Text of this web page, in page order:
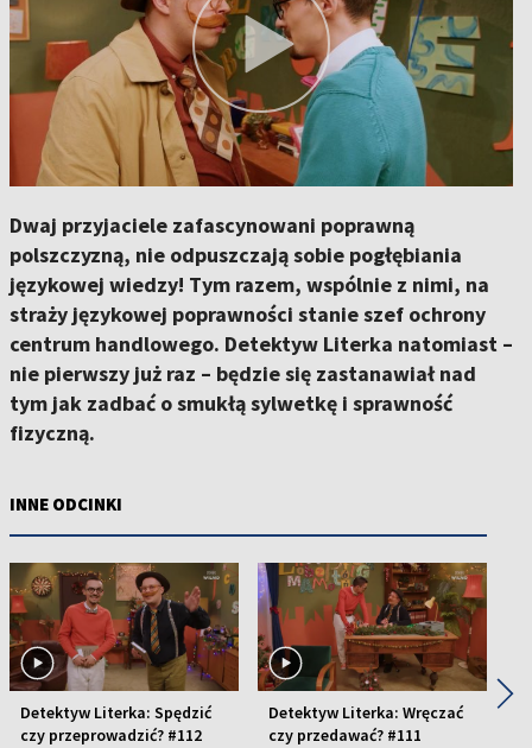
Dwaj przyjaciele zafascynowani poprawną
polszczyzną, nie odpuszczają sobie pogłębiania
językowej wiedzy! Tym razem, wspólnie z nimi, na
straży językowej poprawności stanie szef ochrony
centrum handlowego. Detektyw Literka natomiast –
nie pierwszy już raz – będzie się zastanawiał nad
tym jak zadbać o smukłą sylwetkę i sprawność
fizyczną.
INNE ODCINKI
Detektyw Literka: Spędzić
czy przeprowadzić? #112
Detektyw Literka: Wręczać
czy przedawać? #111
▶